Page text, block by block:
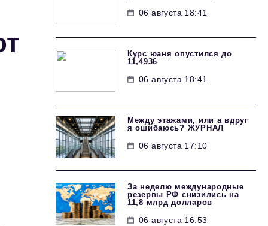
06 августа 18:41
Курс юаня опустился до
11,4936
06 августа 18:41
Между этажами, или а вдруг
я ошибаюсь? ЖУРНАЛ
06 августа 17:10
За неделю международные
резервы РФ снизились на
11,8 млрд долларов
06 августа 16:53